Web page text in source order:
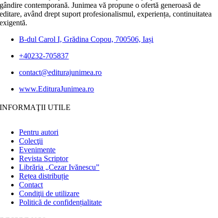
gândire contemporană. Junimea vă propune o ofertă generoasă de
editare, având drept suport profesionalismul, experiența, continuitatea
exigentă.
B-dul Carol I, Grădina Copou, 700506, Iași
+40232-705837
contact@editurajunimea.ro
www.EdituraJunimea.ro
INFORMAŢII UTILE
Pentru autori
Colecţii
Evenimente
Revista Scriptor
Librăria „Cezar Ivănescu”
Rețea distribuție
Contact
Condiţii de utilizare
Politică de confidențialitate